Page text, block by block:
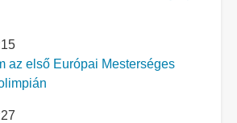
az első Európai Mesterséges